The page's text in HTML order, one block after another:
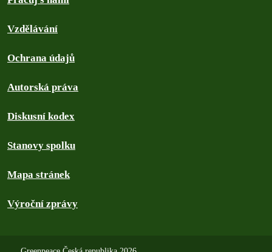
Vzdělávání
Ochrana údajů
Autorská práva
Diskusní kodex
Stanovy spolku
Mapa stránek
Výroční zprávy